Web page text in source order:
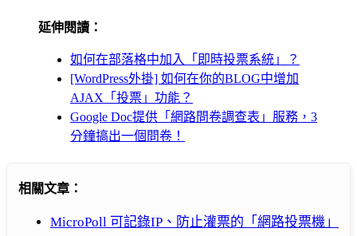
延伸閱讀：
如何在部落格中加入「即時投票系統」？
[WordPress外掛] 如何在你的BLOG中增加
AJAX「投票」功能？
Google Doc提供「網路問卷調查表」服務，3
分鐘搞出一個問卷！
相關文章：
MicroPoll 可記錄IP、防止灌票的「網路投票機」